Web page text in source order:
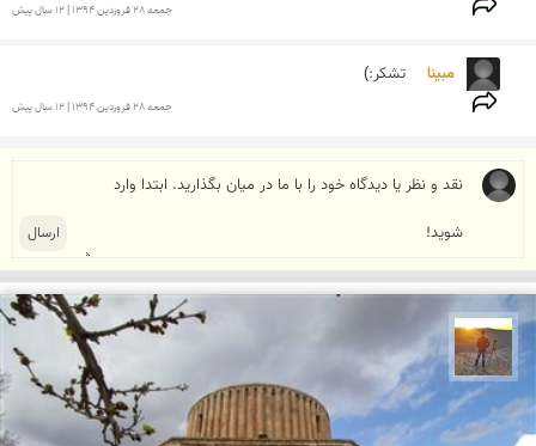
جمعه 28 فروردين 1394 | 12 سال پیش
مبینا تشکر:)
جمعه 28 فروردين 1394 | 12 سال پیش
مهدی مخلصیان